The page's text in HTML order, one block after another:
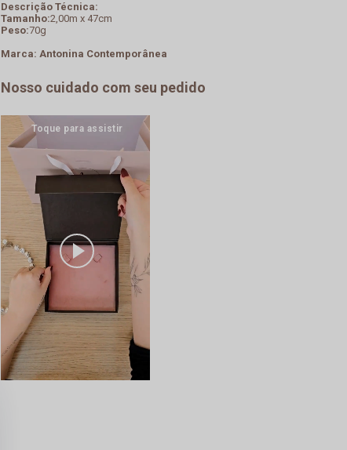
Descrição Técnica:
Tamanho:2,00m x 47cm
Peso:70g
Marca: Antonina Contemporânea
Nosso cuidado com seu pedido